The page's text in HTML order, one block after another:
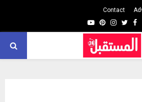
Contact
Facebook
Twitter
Instagram
Pinterest
Youtube